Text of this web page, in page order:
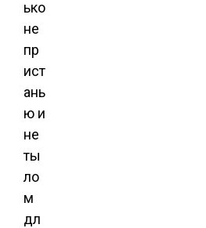
ько
не
пр
ист
ань
ю и
не
ты
ло
м
дл